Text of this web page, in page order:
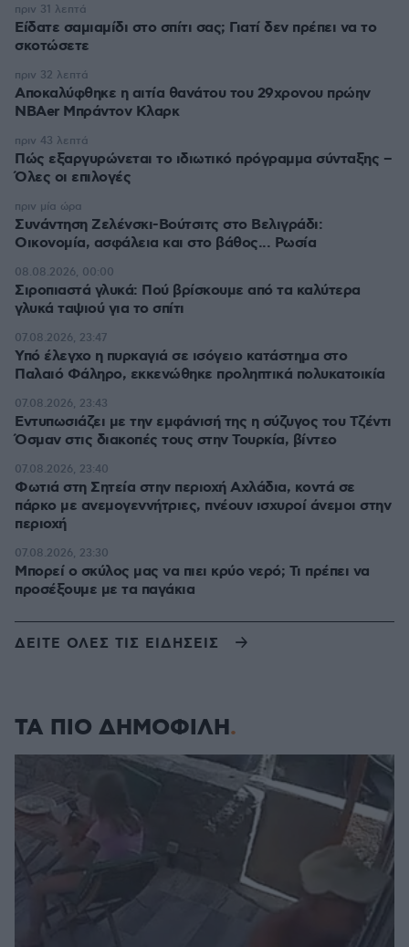
Είδατε σαμιαμίδι στο σπίτι σας; Γιατί δεν πρέπει να το
σκοτώσετε
πριν 31 λεπτά
Αποκαλύφθηκε η αιτία θανάτου του 29χρονου πρώην
NBAer Μπράντον Κλαρκ
πριν 32 λεπτά
Πώς εξαργυρώνεται το ιδιωτικό πρόγραμμα σύνταξης –
Όλες οι επιλογές
πριν 43 λεπτά
Συνάντηση Ζελένσκι-Βούτσιτς στο Βελιγράδι:
Οικονομία, ασφάλεια και στο βάθος... Ρωσία
πριν μία ώρα
Σιροπιαστά γλυκά: Πού βρίσκουμε από τα καλύτερα
γλυκά ταψιού για το σπίτι
08.08.2026, 00:00
Υπό έλεγχο η πυρκαγιά σε ισόγειο κατάστημα στο
Παλαιό Φάληρο, εκκενώθηκε προληπτικά πολυκατοικία
07.08.2026, 23:47
Εντυπωσιάζει με την εμφάνισή της η σύζυγος του Τζέντι
Όσμαν στις διακοπές τους στην Τουρκία, βίντεο
07.08.2026, 23:43
Φωτιά στη Σητεία στην περιοχή Αχλάδια, κοντά σε
πάρκο με ανεμογεννήτριες, πνέουν ισχυροί άνεμοι στην
περιοχή
07.08.2026, 23:40
Μπορεί ο σκύλος μας να πιει κρύο νερό; Τι πρέπει να
προσέξουμε με τα παγάκια
07.08.2026, 23:30
ΔΕΙΤΕ ΟΛΕΣ ΤΙΣ ΕΙΔΗΣΕΙΣ
ΤΑ ΠΙΟ ΔΗΜΟΦΙΛΗ